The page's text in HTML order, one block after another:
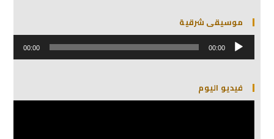
موسيقى شرقية
مشغل
الصوت 00:00
00:00
فيديو اليوم
مشغل